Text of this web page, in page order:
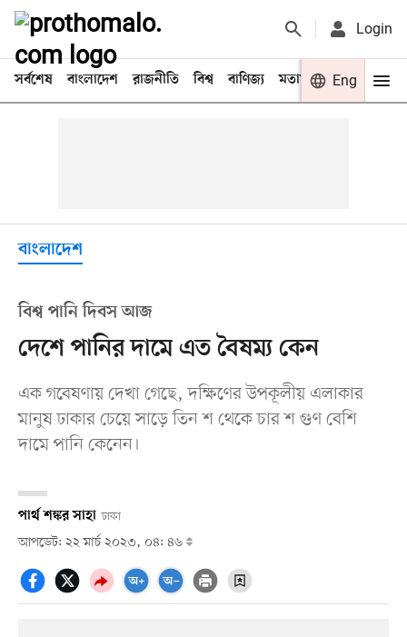
Login
সর্বশেষ বাংলাদেশ রাজনীতি বিশ্ব বাণিজ্য মতামত খেলা
Eng
বাংলাদেশ
বিশ্ব পানি দিবস আজ
দেশে পানির দামে এত বৈষম্য কেন
এক গবেষণায় দেখা গেছে, দক্ষিণের উপকূলীয় এলাকার
মানুষ ঢাকার চেয়ে সাড়ে তিন শ থেকে চার শ গুণ বেশি
দামে পানি কেনেন।
পার্থ শঙ্কর সাহা ঢাকা
আপডেট: ২২ মার্চ ২০২৩, ০৪: ৪৬